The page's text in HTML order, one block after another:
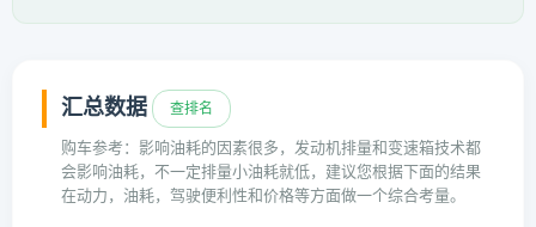
汇总数据 查排名
购车参考：影响油耗的因素很多，发动机排量和变速箱技术都
会影响油耗，不一定排量小油耗就低，建议您根据下面的结果
在动力，油耗，驾驶便利性和价格等方面做一个综合考量。